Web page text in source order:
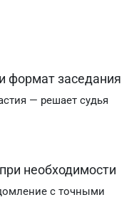
формат заседания
— решает судья
необходимости
с точными